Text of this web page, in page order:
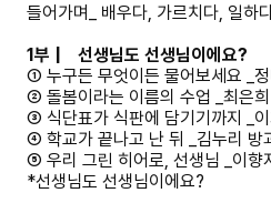
들어가며_ 배우다, 가르치다, 일하
1부 | 선생님도 선생님이에요?
① 누구든 무엇이든 물어보세요 _
② 돌봄이라는 이름의 수업 _최은
③ 식단표가 식판에 담기기까지 _
④ 학교가 끝나고 난 뒤 _김누리 방
⑤ 우리 그린 히어로, 선생님 _이향
*선생님도 선생님이에요?